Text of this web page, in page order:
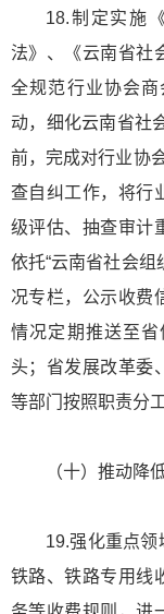
18.制定实施
法》、《云南省社
全规范行业协会
动，细化云南省社
前，完成对行业协
查自纠工作，将行
级评估、抽查审计
依托“云南省社会组
况专栏，公示收费
情况定期推送至
头；省发展改革委
等部门按照职责分
（十）推动降
19.强化重点领
铁路、铁路专用线